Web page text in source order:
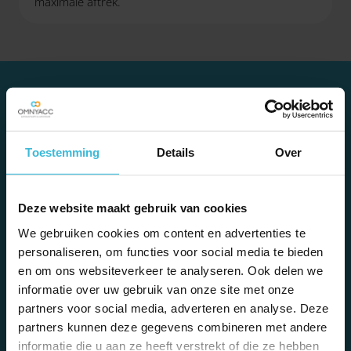
Toestemming Details Over
Deze website maakt gebruik van cookies
We gebruiken cookies om content en advertenties te
personaliseren, om functies voor social media te bieden
en om ons websiteverkeer te analyseren. Ook delen we
informatie over uw gebruik van onze site met onze
partners voor social media, adverteren en analyse. Deze
partners kunnen deze gegevens combineren met andere
informatie die u aan ze heeft verstrekt of die ze hebben
TIP!
Een ANBI betaalt geen erfbelasting of schenkbelasting
gebruikt voor het algemeen belang. Een culturele ANBI
is werkzaam op het gebied van kunst en cultuur. Of een
ANBI een culturele ANBI is, kun je controleren op de
website van de Belastingdienst. Een gift aan een
culturele ANBI mag je bij het berekenen van de aftrek
met 25% verhogen. Maar maximaal met € 1.250. De
extra aftrek geldt voor periodieke giften én voor gewone